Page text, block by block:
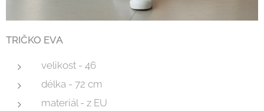
TRIČKO EVA
velikost - 46
délka - 72 cm
materiál - z EU